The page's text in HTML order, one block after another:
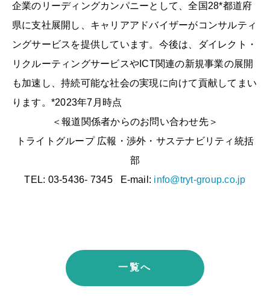
企業のリーディングカンパニーとして、全国28*都道府
県に支社展開し、キャリアアドバイザーがコンサルティ
ングサービスを提供しています。今後は、ダイレクト・
リクルーティングサービスやICT関連の新規事業の展開
も加速し、持続可能な社会の実現に向けて貢献してまい
ります。*2023年7月時点
＜報道関係者からのお問い合わせ先＞
トライトグループ 広報・渉外・サステナビリティ統括
部
TEL: 03-5436- 7345 E-mail: info@tryt-group.co.jp
一覧へ